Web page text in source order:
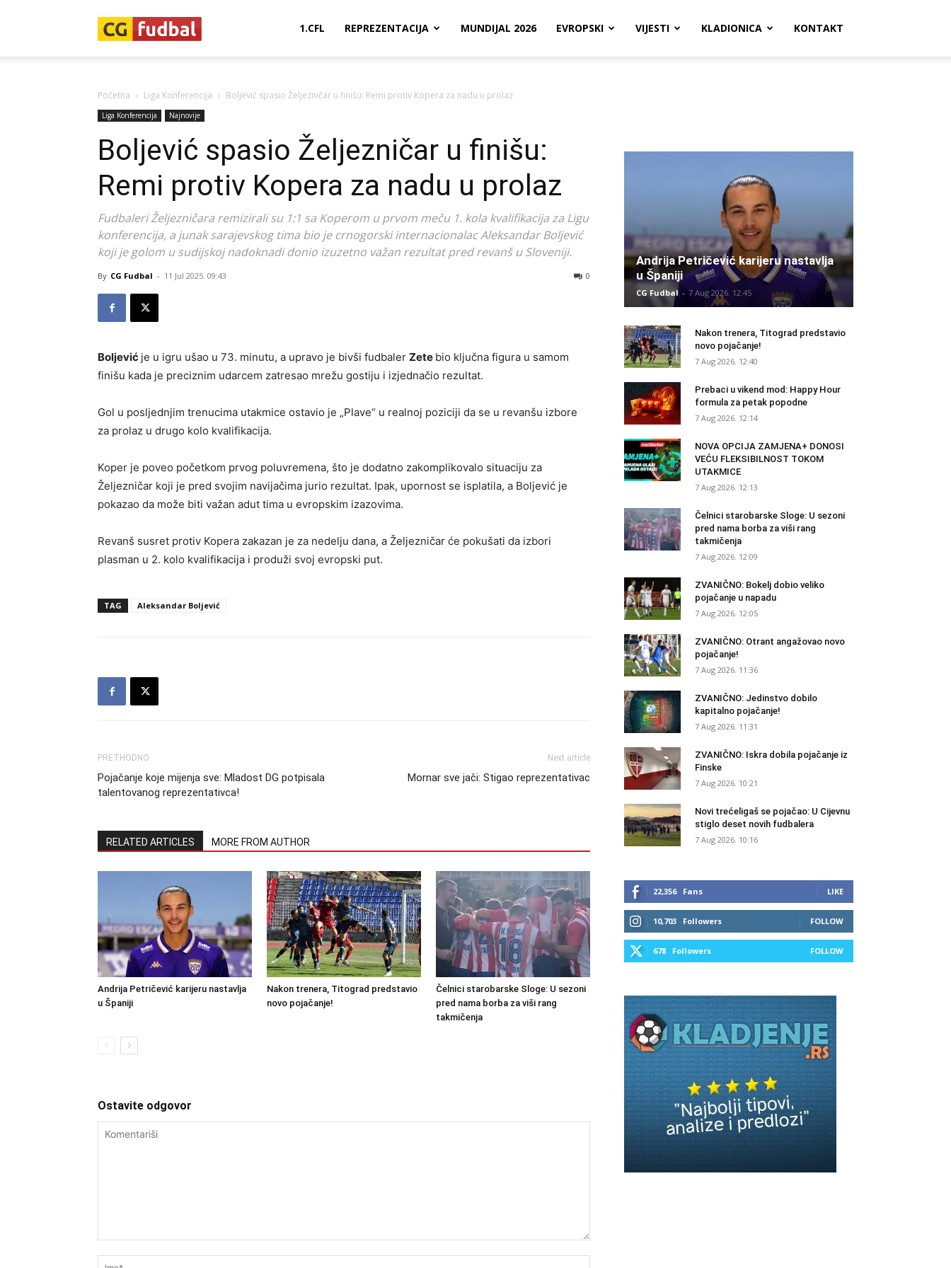
1.CFL REPREZENTACIJA MUNDIJAL 2026 EVROPSKI VIJESTI KLADIONICA KONTAKT
Početna Liga Konferencija Boljević spasio Željezničar u finišu: Remi protiv Kopera za nadu u prolaz
Liga Konferencija Najnovije
Boljević spasio Željezničar u finišu:
Remi protiv Kopera za nadu u prolaz
Fudbaleri Željezničara remizirali su 1:1 sa Koperom u prvom meču 1. kola kvalifikacija za Ligu
konferencija, a junak sarajevskog tima bio je crnogorski internacionalac Aleksandar Boljević
koji je golom u sudijskoj nadoknadi donio izuzetno važan rezultat pred revanš u Sloveniji.
By CG Fudbal - 11 Jul 2025. 09:43 0
Boljević je u igru ušao u 73. minutu, a upravo je bivši fudbaler Zete bio ključna figura u samom
finišu kada je preciznim udarcem zatresao mrežu gostiju i izjednačio rezultat.
Gol u posljednjim trenucima utakmice ostavio je „Plave“ u realnoj poziciji da se u revanšu izbore
za prolaz u drugo kolo kvalifikacija.
Koper je poveo početkom prvog poluvremena, što je dodatno zakomplikovalo situaciju za
Željezničar koji je pred svojim navijačima jurio rezultat. Ipak, upornost se isplatila, a Boljević je
pokazao da može biti važan adut tima u evropskim izazovima.
Revanš susret protiv Kopera zakazan je za nedelju dana, a Željezničar će pokušati da izbori
plasman u 2. kolo kvalifikacija i produži svoj evropski put.
TAG Aleksandar Boljević
PRETHODNO
Pojačanje koje mijenja sve: Mladost DG potpisala
talentovanog reprezentativca!
Next article
Mornar sve jači: Stigao reprezentativac
RELATED ARTICLES MORE FROM AUTHOR
Andrija Petričević karijeru nastavlja
u Španiji
Nakon trenera, Titograd predstavio
novo pojačanje!
Čelnici starobarske Sloge: U sezoni
pred nama borba za viši rang
takmičenja
Ostavite odgovor
Andrija Petričević karijeru nastavlja
u Španiji
CG Fudbal - 7 Aug 2026. 12:45
Nakon trenera, Titograd predstavio
novo pojačanje!
7 Aug 2026. 12:40
Prebaci u vikend mod: Happy Hour
formula za petak popodne
7 Aug 2026. 12:14
NOVA OPCIJA ZAMJENA+ DONOSI
VEĆU FLEKSIBILNOST TOKOM
UTAKMICE
7 Aug 2026. 12:13
Čelnici starobarske Sloge: U sezoni
pred nama borba za viši rang
takmičenja
7 Aug 2026. 12:09
ZVANIČNO: Bokelj dobio veliko
pojačanje u napadu
7 Aug 2026. 12:05
ZVANIČNO: Otrant angažovao novo
pojačanje!
7 Aug 2026. 11:36
ZVANIČNO: Jedinstvo dobilo
kapitalno pojačanje!
7 Aug 2026. 11:31
ZVANIČNO: Iskra dobila pojačanje iz
Finske
7 Aug 2026. 10:21
Novi trećeligaš se pojačao: U Cijevnu
stiglo deset novih fudbalera
7 Aug 2026. 10:16
22,356 Fans LIKE
10,703 Followers FOLLOW
678 Followers FOLLOW